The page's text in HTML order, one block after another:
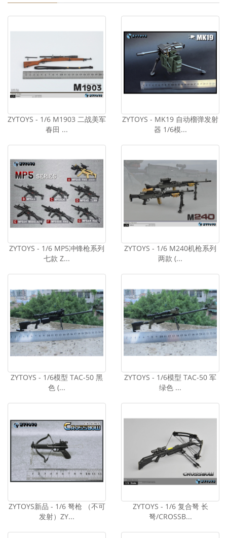
ZYTOYS - 1/6 M1903 二战美军
春田 ...
ZYTOYS - MK19 自动榴弹发射
器 1/6模...
ZYTOYS - 1/6 MP5冲锋枪系列
七款 Z...
ZYTOYS - 1/6 M240机枪系列
两款 (...
ZYTOYS - 1/6模型 TAC-50 黑
色 (...
ZYTOYS - 1/6模型 TAC-50 军
绿色 ...
ZYTOYS新品 - 1/6 弩枪 （不可
发射）ZY...
ZYTOYS - 1/6 复合弩 长
弩/CROSSB...